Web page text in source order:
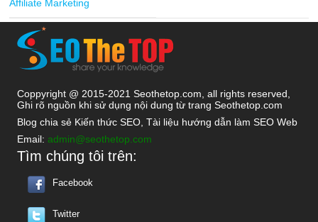
Affiliate Marketing
Coppyright @ 2015-2021 Seothetop.com, all rights reserved,
Ghi rõ nguồn khi sử dụng nội dung từ trang Seothetop.com
Blog chia sẻ Kiến thức SEO, Tài liệu hướng dẫn làm SEO Web
Email: admin@seothetop.com
Tìm chúng tôi trên:
Facebook
Twitter